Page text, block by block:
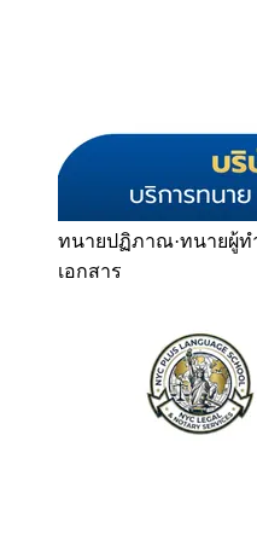
ทนายปฏิภาณ·ทนายผู้ท
เอกสาร